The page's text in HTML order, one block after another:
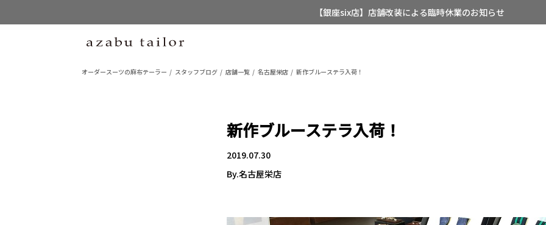
【銀座six店】店舗改装による臨時休業のお知らせ
オーダースーツの麻布テーラー スタッフブログ 店舗一覧 名古屋栄店 新作ブルーステラ入荷！
新作ブルーステラ入荷！
2019.07.30
By.名古屋栄店